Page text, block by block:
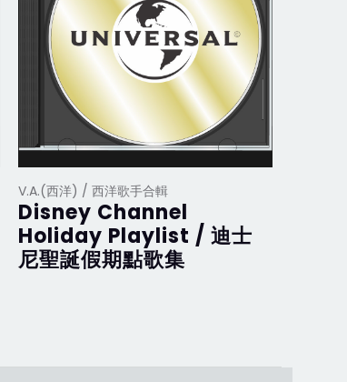
V.A.(西洋) / 西洋歌手合輯
Disney Channel
Holiday Playlist / 迪士
尼聖誕假期點歌集